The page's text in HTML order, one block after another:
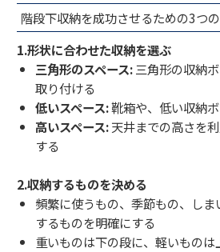
階段下収納を成功させるための3つ
1.形状に合わせた収納を選ぶ
三角形のスペース: 三角形の収納
取り付ける
低いスペース:靴箱や、低い収納
高いスペース:天井までの高さを
する
2.収納するものを決める
頻繁に使うもの、季節もの、し
するものを明確にする
重いものは下の段に、軽いもの